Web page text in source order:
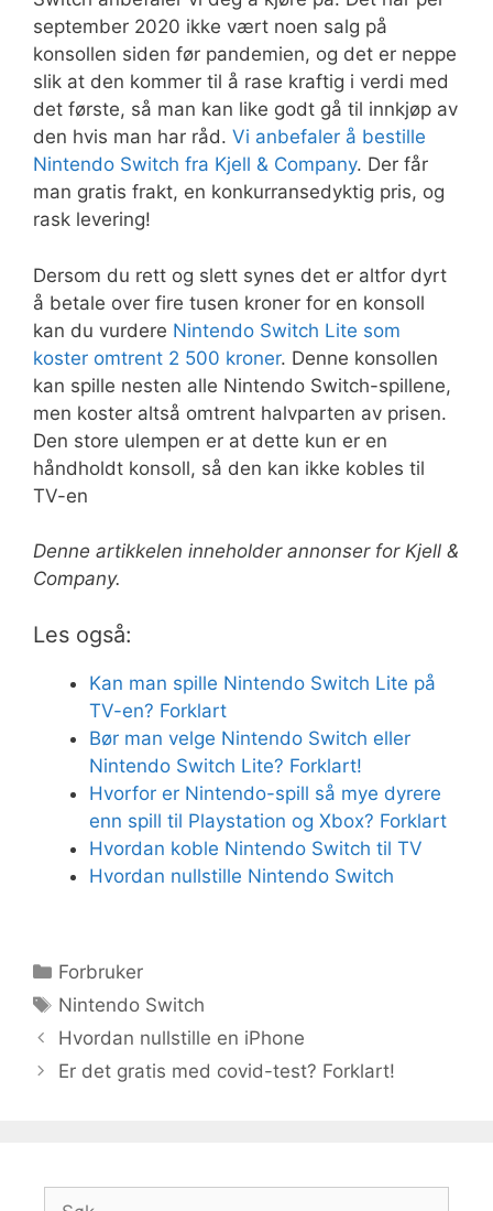
september 2020 ikke vært noen salg på
konsollen siden før pandemien, og det er neppe
slik at den kommer til å rase kraftig i verdi med
det første, så man kan like godt gå til innkjøp av
den hvis man har råd. Vi anbefaler å bestille
Nintendo Switch fra Kjell & Company. Der får
man gratis frakt, en konkurransedyktig pris, og
rask levering!
Dersom du rett og slett synes det er altfor dyrt
å betale over fire tusen kroner for en konsoll
kan du vurdere Nintendo Switch Lite som
koster omtrent 2 500 kroner. Denne konsollen
kan spille nesten alle Nintendo Switch-spillene,
men koster altså omtrent halvparten av prisen.
Den store ulempen er at dette kun er en
håndholdt konsoll, så den kan ikke kobles til
TV-en
Denne artikkelen inneholder annonser for Kjell &
Company.
Les også:
Kan man spille Nintendo Switch Lite på
TV-en? Forklart
Bør man velge Nintendo Switch eller
Nintendo Switch Lite? Forklart!
Hvorfor er Nintendo-spill så mye dyrere
enn spill til Playstation og Xbox? Forklart
Hvordan koble Nintendo Switch til TV
Hvordan nullstille Nintendo Switch
Kategorier
Forbruker
Stikkord
Nintendo Switch
Hvordan nullstille en iPhone
Er det gratis med covid-test? Forklart!
Søk